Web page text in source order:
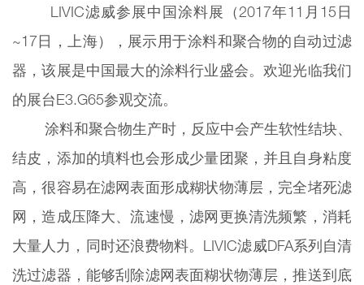
LIVIC滤威参展中国涂料展（2017年11月15日
~17日，上海），展示用于涂料和聚合物的自动过滤
器，该展是中国最大的涂料行业盛会。欢迎光临我们
的展台E3.G65参观交流。
涂料和聚合物生产时，反应中会产生软性结块、
结皮，添加的填料也会形成少量团聚，并且自身粘度
高，很容易在滤网表面形成糊状物薄层，完全堵死滤
网，造成压降大、流速慢，滤网更换清洗频繁，消耗
大量人力，同时还浪费物料。LIVIC滤威DFA系列自清
洗过滤器，能够刮除滤网表面糊状物薄层，推送到底